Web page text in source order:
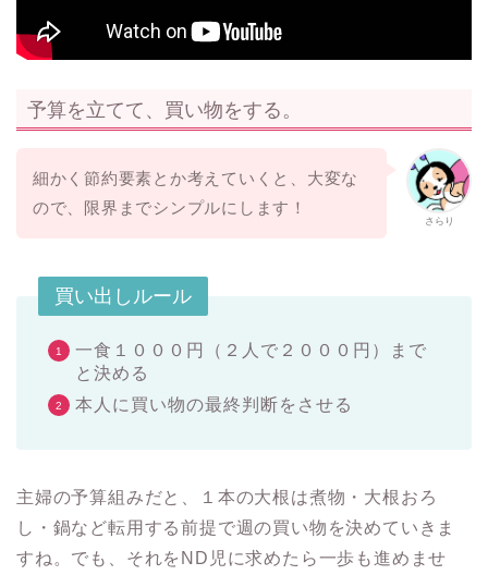
予算を立てて、買い物をする。
さらり
細かく節約要素とか考えていくと、大変な
ので、限界までシンプルにします！
買い出しルール
一食１０００円（２人で２０００円）まで
と決める
本人に買い物の最終判断をさせる
主婦の予算組みだと、１本の大根は煮物・大根おろ
し・鍋など転用する前提で週の買い物を決めていきま
すね。でも、それをND児に求めたら一歩も進めませ